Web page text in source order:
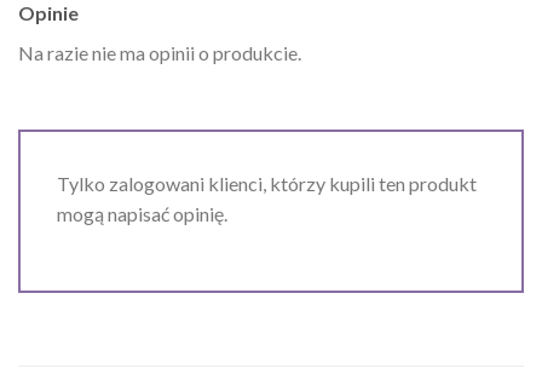
Opinie
Na razie nie ma opinii o produkcie.
Tylko zalogowani klienci, którzy kupili ten produkt
mogą napisać opinię.